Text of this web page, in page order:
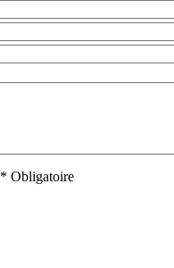
* Obligatoire